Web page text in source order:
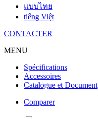
แบบไทย
tiếng Việt
CONTACTER
MENU
Spécifications
Accessoires
Catalogue et Document
Comparer